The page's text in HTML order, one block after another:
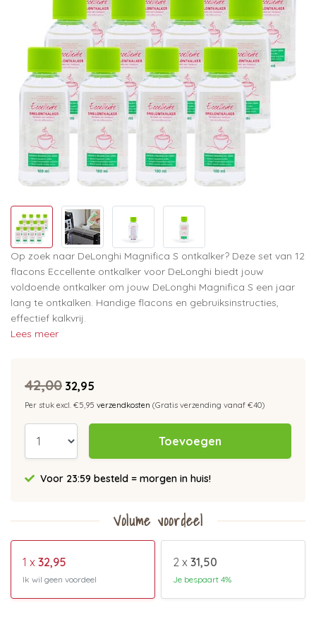
Op zoek naar DeLonghi Magnifica S ontkalker? Deze set van 12
flacons Eccellente ontkalker voor DeLonghi biedt jouw
voldoende ontkalker om jouw DeLonghi Magnifica S een jaar
lang te ontkalken. Handige flacons en gebruiksinstructies,
effectief kalkvrij.
Lees meer
42,00 32,95
Per stuk excl. €5,95 verzendkosten (Gratis verzending vanaf €40)
Toevoegen
Voor 23:59 besteld = morgen in huis!
Volume voordeel
1 x 32,95
Ik wil geen voordeel
2 x 31,50
Je bespaart 4%